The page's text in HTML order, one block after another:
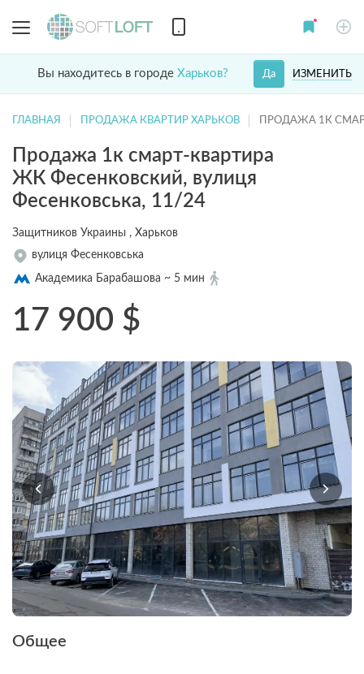
Вы находитесь в городе Харьков? ИЗМЕНИТЬ
Да
ГЛАВНАЯ ПРОДАЖА КВАРТИР ХАРЬКОВ ПРОДАЖА 1К
Продажа 1к смарт-квартира
ЖК Фесенковский, вулиця
Фесенковська, 11/24
Защитников Украины , Харьков
вулиця Фесенковська
Академика Барабашова ~ 5 мин
17 900 $
Общее